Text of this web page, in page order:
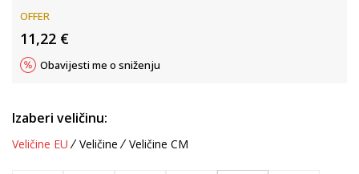
OFFER
11,22 €
Obavijesti me o sniženju
Izaberi veličinu:
Veličine EU Veličine Veličine CM